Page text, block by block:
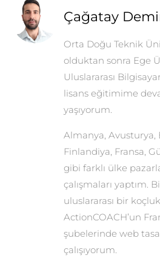
Çağatay
Orta Doğu Teknik
olduktan sonra Ege
Uluslararası
lisans eğitimime
yaşıyorum.
Almanya, Avusturya,
Finlandiya, Fransa,
gibi farklı ülke
çalışmaları yaptım.
uluslararası bir
ActionCOACH’un
şubelerinde web
çalışıyorum.